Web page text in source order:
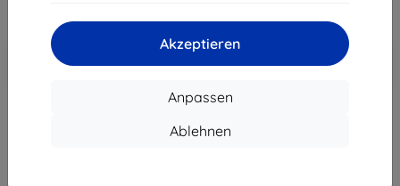
Akzeptieren
Anpassen
Ablehnen
-10%
Rabatt mit Gutschein
EXTRA10
Warenkorb